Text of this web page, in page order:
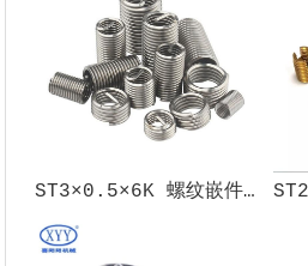
ST3×0.5×6K 螺纹嵌件 | 螺纹修复专用嵌件